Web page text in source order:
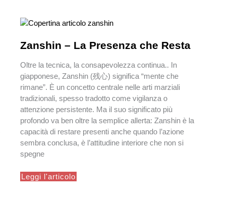
Zanshin – La Presenza che Resta
Oltre la tecnica, la consapevolezza continua.. In
giapponese, Zanshin (残心) significa “mente che
rimane”. È un concetto centrale nelle arti marziali
tradizionali, spesso tradotto come vigilanza o
attenzione persistente. Ma il suo significato più
profondo va ben oltre la semplice allerta: Zanshin è la
capacità di restare presenti anche quando l’azione
sembra conclusa, è l’attitudine interiore che non si
spegne
Zanshin
–
Leggi l'articolo